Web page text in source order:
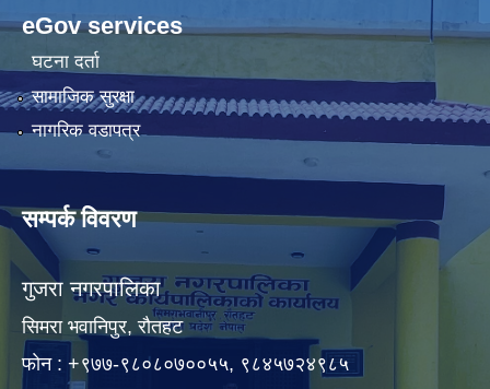
eGov services
घटना दर्ता
सामाजिक सुरक्षा
नागरिक वडापत्र
सम्पर्क विवरण
गुजरा नगरपालिका
सिमरा भवानिपुर, राैतहट
फाेन : +९७७-९८०८०७००५५, ९८४५७२४९८५